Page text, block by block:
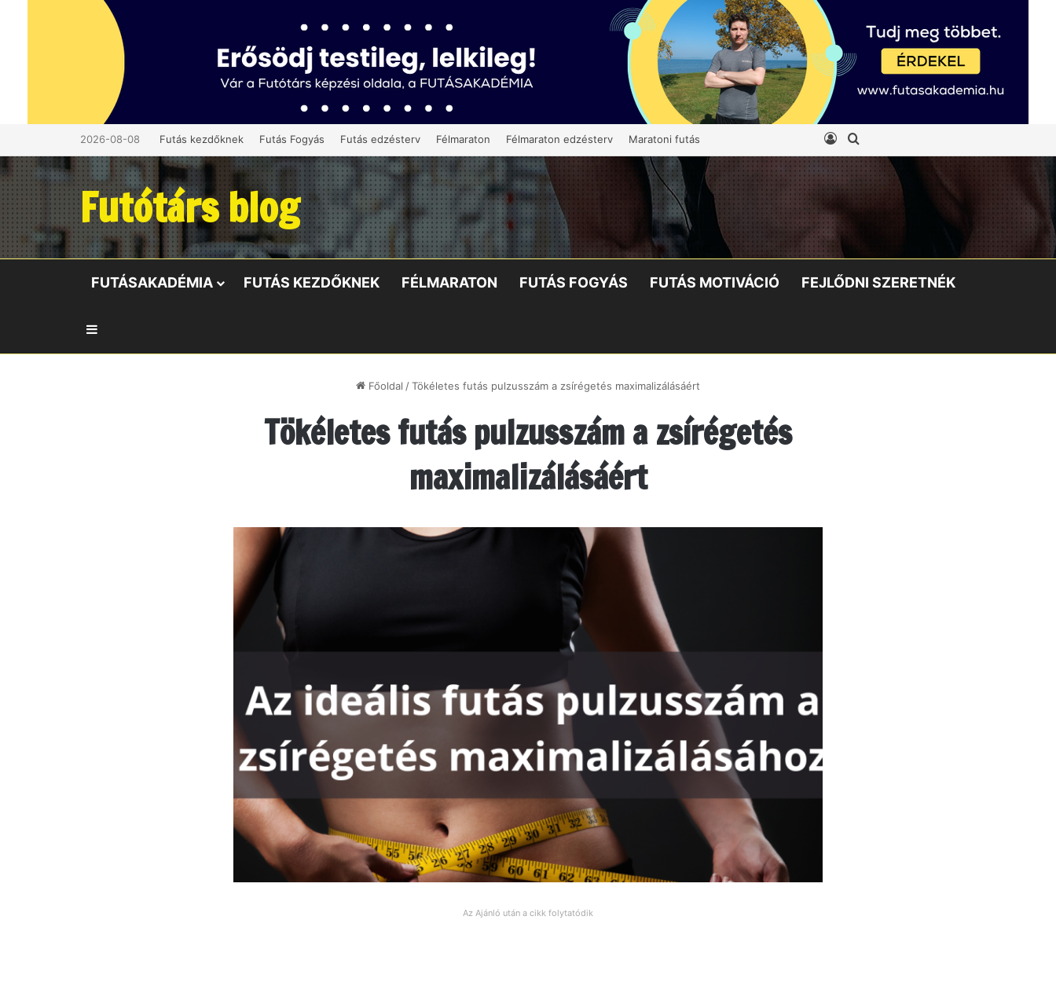
2026-08-08 Futás kezdőknek Futás Fogyás Futás edzésterv Félmaraton Félmaraton edzésterv Maratoni futás Belépés
Futótárs blog
FUTÁSAKADÉMIA FUTÁS KEZDŐKNEK FÉLMARATON FUTÁS FOGYÁS FUTÁS MOTIVÁCIÓ FEJLŐDNI SZERETNÉK
Főoldal /Tökéletes futás pulzusszám a zsírégetés maximalizálásáért
Tökéletes futás pulzusszám a zsírégetés
maximalizálásáért
Az Ajánló után a cikk folytatódik